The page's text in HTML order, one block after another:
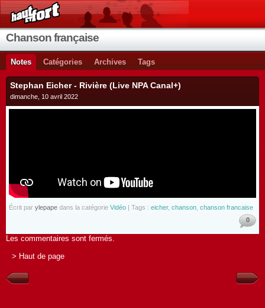
Chanson française
Notes Catégories Archives Tags
Stephan Eicher - Rivière (Live NPA Canal+)
dimanche, 10 avril 2022
Écrit par ylepape dans la catégorie Vidéo | Tags : eicher, chanson chanson francaise
0
Les commentaires sont fermés.
> Haut de page